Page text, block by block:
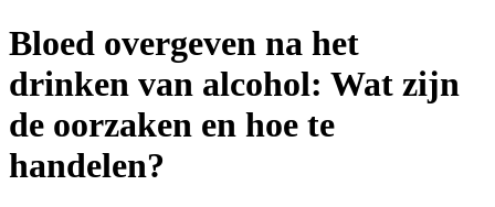
Bloed overgeven na het
drinken van alcohol: Wat zijn
de oorzaken en hoe te
handelen?